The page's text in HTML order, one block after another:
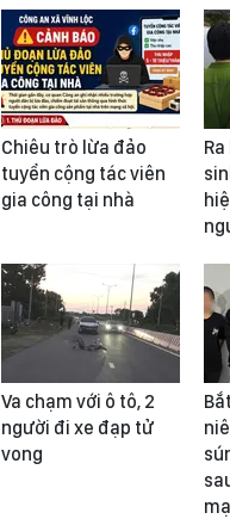
Chiêu trò lừa đảo
tuyển cộng tác viên
gia công tại nhà
Va chạm với ô tô, 2
người đi xe đạp tử
vong